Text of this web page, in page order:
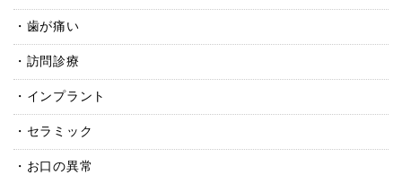
歯が痛い
訪問診療
インプラント
セラミック
お口の異常